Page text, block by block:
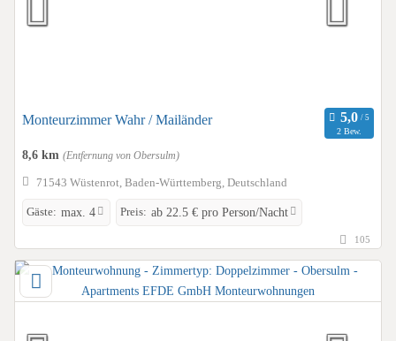
Monteurzimmer Wahr / Mailänder
2 Bew.
8,6 km (Entfernung von Obersulm)
71543 Wüstenrot, Baden-Württemberg, Deutschland
Gäste: max. 4 Preis: ab 22.5 € pro Person/Nacht
105